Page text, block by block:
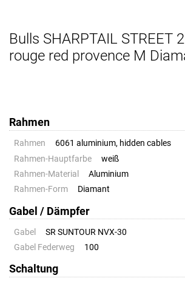
Bulls SHARPTAIL STREET
rouge red provence M
Rahmen
Rahmen
6061 aluminium, hidden cables
Rahmen-Hauptfarbe
weiß
Rahmen-Material
Aluminium
Rahmen-Form
Diamant
Gabel / Dämpfer
Gabel
SR SUNTOUR NVX-30
Gabel Federweg
100
Schaltung